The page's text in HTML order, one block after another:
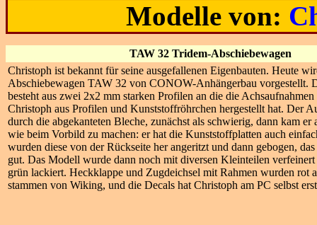
Modelle von:
TAW 32 Tridem-Abschiebewagen
Christoph ist bekannt für seine ausgefallenen Eigenbauten. Heute
Abschiebewagen TAW 32 von CONOW-Anhängerbau vorgestellt.
besteht aus zwei 2x2 mm starken Profilen an die die
Christoph aus Profilen und Kunststoffröhrchen hergestellt hat. Der
durch die abgekanteten Bleche, zunächst als schwierig, dann kam er
wie beim Vorbild zu machen: er hat die Kunststoffplatten auch
wurden diese von der Rückseite her angeritzt und dann gebogen,
gut. Das Modell wurde dann noch mit diversen Kleinteilen
grün lackiert. Heckklappe und Zugdeichsel mit Rahmen wurden rot
stammen von Wiking, und die Decals hat Christoph am PC selbst